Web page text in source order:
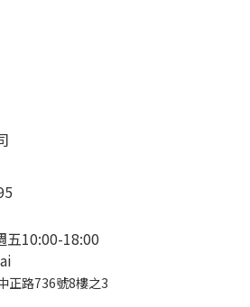
五10:00-18:00
正路736號8樓之3